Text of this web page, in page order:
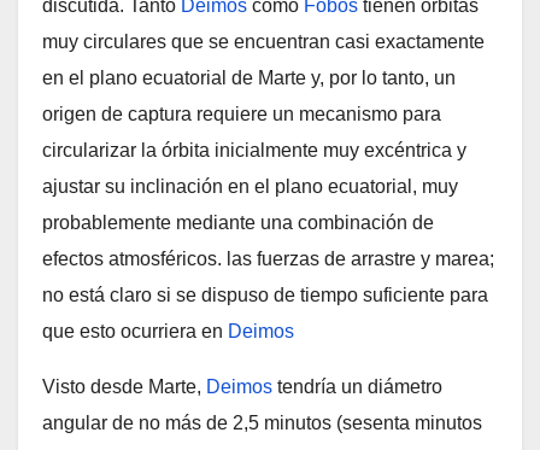
discutida. Tanto Deimos como Fobos tienen órbitas
muy circulares que se encuentran casi exactamente
en el plano ecuatorial de Marte y, por lo tanto, un
origen de captura requiere un mecanismo para
circularizar la órbita inicialmente muy excéntrica y
ajustar su inclinación en el plano ecuatorial, muy
probablemente mediante una combinación de
efectos atmosféricos. las fuerzas de arrastre y marea;
no está claro si se dispuso de tiempo suficiente para
que esto ocurriera en Deimos
Visto desde Marte, Deimos tendría un diámetro
angular de no más de 2,5 minutos (sesenta minutos